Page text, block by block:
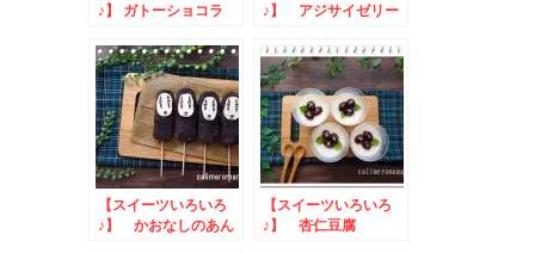
♪】 ガトーショコラ
♪】 アジサイゼリー
【スイーツいろいろ
♪】 かおなしのあん
【スイーツいろいろ
♪】 杏仁豆腐